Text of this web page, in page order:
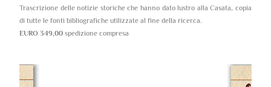
Trascrizione delle notizie storiche che hanno dato lustro alla Casata, copia
di tutte le fonti bibliografiche utilizzate al fine della ricerca.
EURO 349,00 spedizione compresa